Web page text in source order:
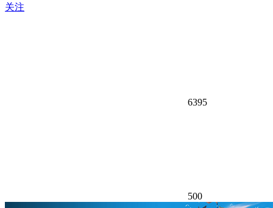
关注
6395
500